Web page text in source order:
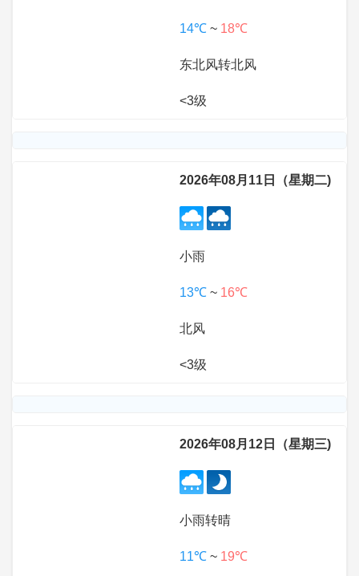
14℃ ~ 18℃
东北风转北风
<3级
2026年08月11日（星期二)
小雨
13℃ ~ 16℃
北风
<3级
2026年08月12日（星期三)
小雨转晴
11℃ ~ 19℃